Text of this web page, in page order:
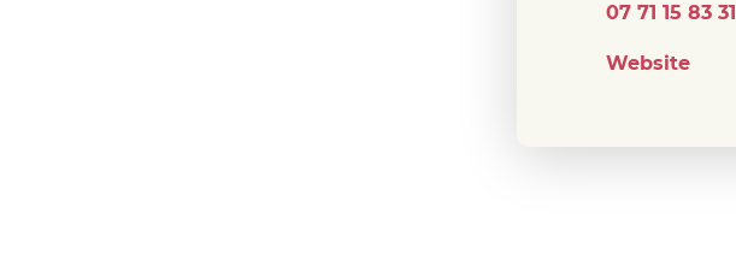
07 71 15 83 31
Website